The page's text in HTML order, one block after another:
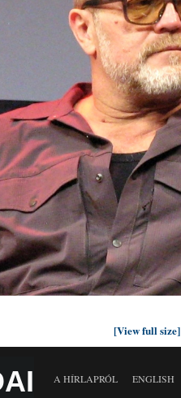
[View full size]
A HÍRLAPRÓL ENGLISH